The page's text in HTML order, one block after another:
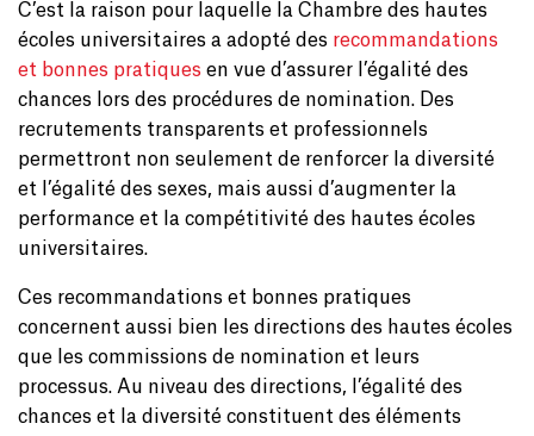
C’est la raison pour laquelle la Chambre des hautes
écoles universitaires a adopté des recommandations
et bonnes pratiques en vue d’assurer l’égalité des
chances lors des procédures de nomination. Des
recrutements transparents et professionnels
permettront non seulement de renforcer la diversité
et l’égalité des sexes, mais aussi d’augmenter la
performance et la compétitivité des hautes écoles
universitaires.
Ces recommandations et bonnes pratiques
concernent aussi bien les directions des hautes écoles
que les commissions de nomination et leurs
processus. Au niveau des directions, l’égalité des
chances et la diversité constituent des éléments